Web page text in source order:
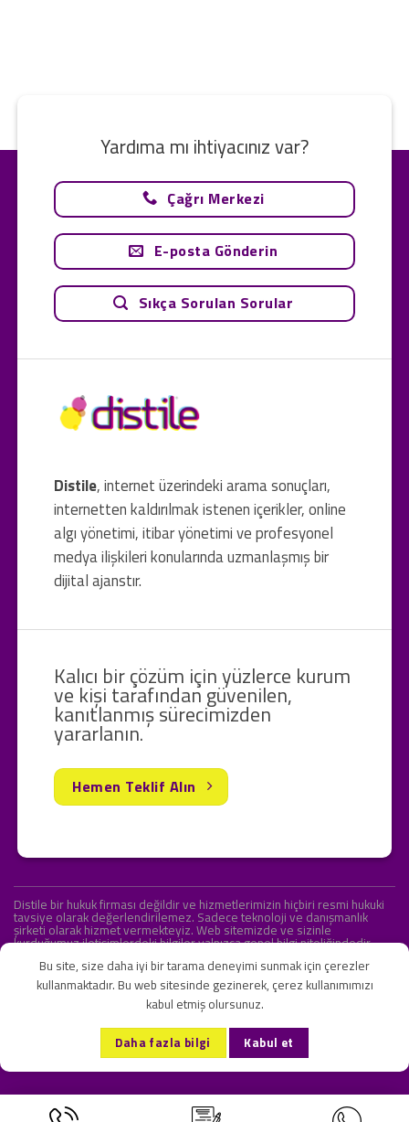
Distile, internet üzerindeki arama sonuçları,
internetten kaldırılmak istenen içerikler, online
algı yönetimi, itibar yönetimi ve profesyonel
medya ilişkileri konularında uzmanlaşmış bir
dijital ajanstır.
Yardıma mı ihtiyacınız var?
Çağrı Merkezi
E-posta Gönderin
Sıkça Sorulan Sorular
Kalıcı bir çözüm için yüzlerce kurum
ve kişi tarafından güvenilen,
kanıtlanmış sürecimizden
yararlanın.
Hemen Teklif Alın
Distile bir hukuk firması değildir ve hizmetlerimizin hiçbiri resmi hukuki
tavsiye olarak değerlendirilemez. Sadece teknoloji ve danışmanlık
şirketi olarak hizmet vermekteyiz. Web sitemizde ve sizinle
kurduğumuz iletişimlerdeki bilgiler yalnızca genel bilgi niteliğindedir.
KVKK ve Gizlilik Sözleşmesi S.S.S. İletişim
Copyright 2026 ©Onlipr Teknoloji ve Ticaret A.Ş.
Bu site, size daha iyi bir tarama deneyimi sunmak için çerezler
kullanmaktadır. Bu web sitesinde gezinerek, çerez kullanımımızı
kabul etmiş olursunuz.
Daha fazla bilgi Kabul et